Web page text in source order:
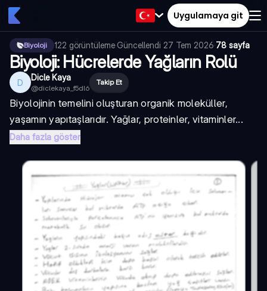
Uygulamaya git
Biyoloji 122 görüntüleme·Güncellendi 27 Tem 2026·78 sayfa
Biyoloji: Hücrelerde Yağların Rolü
D Dicle Kaya
@diclekaya_f5dl6
Takip Et
Biyolojinin temelini oluşturan organik moleküller,
yaşamın yapıtaşlarıdır. Yağlar, proteinler, vitaminler...
Daha fazla göster